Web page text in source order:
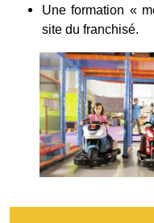
Une formation «
site du franchisé.